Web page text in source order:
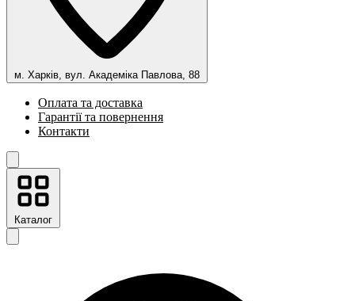
м. Харків, вул. Академіка Павлова, 88
Оплата та доставка
Гарантії та повернення
Контакти
Каталог